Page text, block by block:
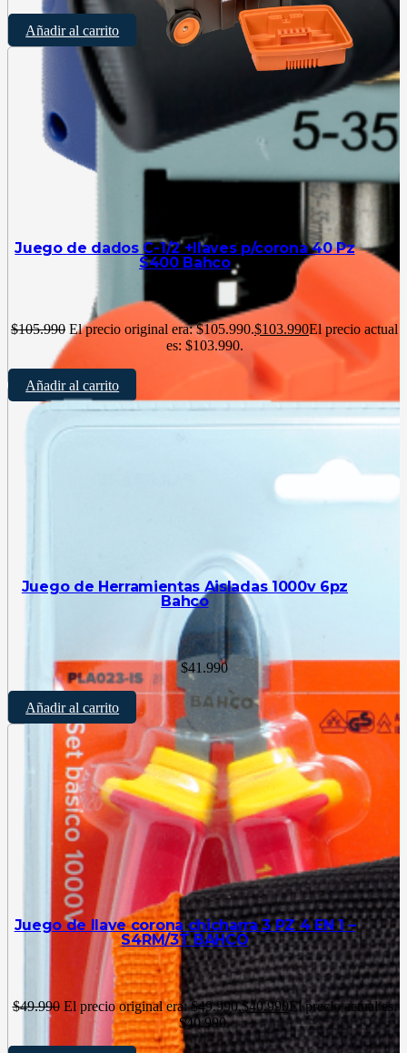
Añadir al carrito
Juego de dados C-1/2 +llaves p/corona 40 Pz
S400 Bahco
$105.990 El precio original era: $105.990.$103.990El precio actual
es: $103.990.
Añadir al carrito
Juego de Herramientas Aisladas 1000v 6pz
Bahco
$41.990
Añadir al carrito
Juego de llave corona chicharra 3 PZ 4 EN 1 –
S4RM/3T BAHCO
$49.990 El precio original era: $49.990.$40.990El precio actual es:
$40.990.